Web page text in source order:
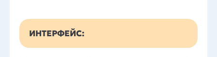
ИНТЕРФЕЙС: